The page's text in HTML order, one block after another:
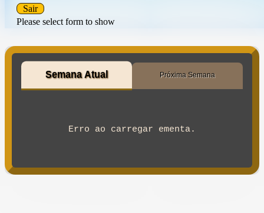
Please select form to show
Sair
Semana Atual Próxima Semana
Erro ao carregar ementa.